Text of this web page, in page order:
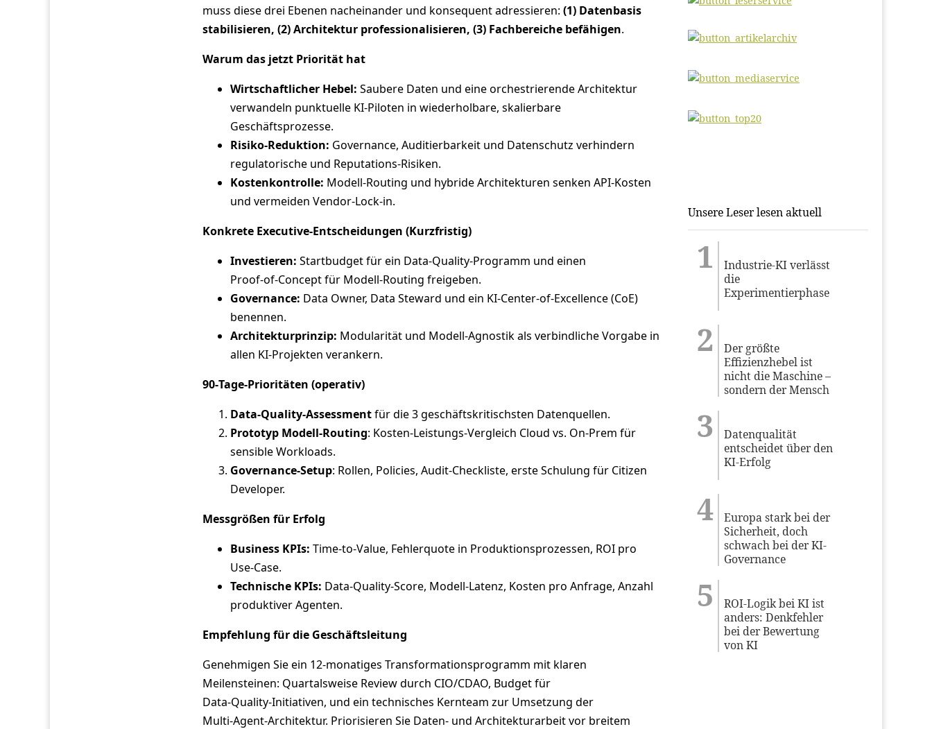
muss diese drei Ebenen nacheinander und konsequent adressieren: (1) Datenbasis
stabilisieren, (2) Architektur professionalisieren, (3) Fachbereiche befähigen.
Warum das jetzt Priorität hat
Wirtschaftlicher Hebel: Saubere Daten und eine orchestrierende Architektur
verwandeln punktuelle KI-Piloten in wiederholbare, skalierbare
Geschäftsprozesse.
Risiko‑Reduktion: Governance, Auditierbarkeit und Datenschutz verhindern
regulatorische und Reputations‑Risiken.
Kostenkontrolle: Modell‑Routing und hybride Architekturen senken API‑Kosten
und vermeiden Vendor‑Lock‑in.
Konkrete Executive‑Entscheidungen (Kurzfristig)
Investieren: Startbudget für ein Data‑Quality‑Programm und einen
Proof‑of‑Concept für Modell‑Routing freigeben.
Governance: Data Owner, Data Steward und ein KI‑Center‑of‑Excellence (CoE)
benennen.
Architekturprinzip: Modularität und Modell‑Agnostik als verbindliche Vorgabe in
allen KI‑Projekten verankern.
90‑Tage‑Prioritäten (operativ)
Data‑Quality‑Assessmentfür die 3 geschäftskritischsten Datenquellen.
Prototyp Modell‑Routing: Kosten‑Leistungs‑Vergleich Cloud vs. On‑Prem für
sensible Workloads.
Governance‑Setup: Rollen, Policies, Audit‑Checkliste, erste Schulung für Citizen
Developer.
Messgrößen für Erfolg
Business KPIs: Time‑to‑Value, Fehlerquote in Produktionsprozessen, ROI pro
Use‑Case.
Technische KPIs: Data‑Quality‑Score, Modell‑Latenz, Kosten pro Anfrage, Anzahl
produktiver Agenten.
Empfehlung für die Geschäftsleitung
Genehmigen Sie ein 12‑monatiges Transformationsprogramm mit klaren
Meilensteinen: Quartalsweise Review durch CIO/CDAO, Budget für
Data‑Quality‑Initiativen, und ein technisches Kernteam zur Umsetzung der
Multi‑Agent‑Architektur. Priorisieren Sie Daten‑ und Architekturarbeit vor breitem
Unsere Leser lesen aktuell
Industrie-KI verlässt
die
Experimentierphase
Der größte
Effizienzhebel ist
nicht die Maschine –
sondern der Mensch
Datenqualität
entscheidet über den
KI-Erfolg
Europa stark bei der
Sicherheit, doch
schwach bei der KI-
Governance
ROI-Logik bei KI ist
anders: Denkfehler
bei der Bewertung
von KI